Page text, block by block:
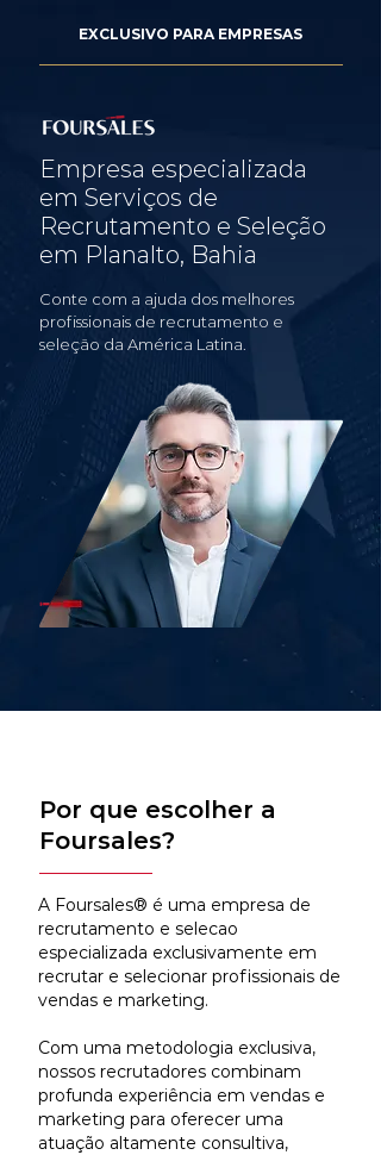
EXCLUSIVO PARA EMPRESAS
Empresa especializada
em Serviços de
Recrutamento e Seleção
em Planalto, Bahia
Conte com a ajuda dos melhores
profissionais de recrutamento e
seleção da América Latina.
Por que escolher a
Foursales?
A Foursales® é uma empresa de
recrutamento e selecao
especializada exclusivamente em
recrutar e selecionar profissionais de
vendas e marketing.
Com uma metodologia exclusiva,
nossos recrutadores combinam
profunda experiência em vendas e
marketing para oferecer uma
atuação altamente consultiva,